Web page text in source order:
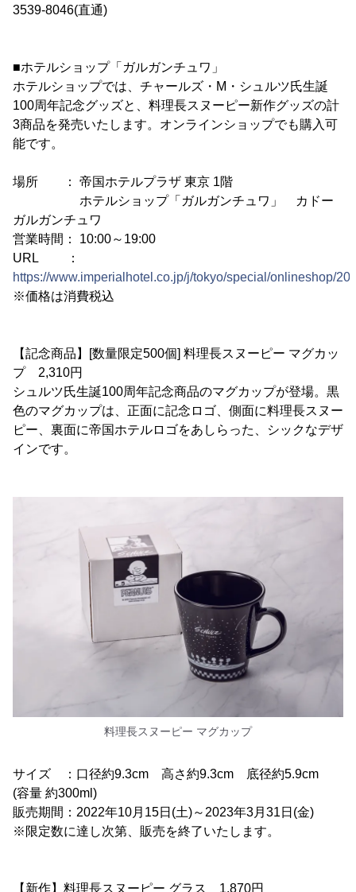
3539-8046(直通)
■ホテルショップ「ガルガンチュワ」
ホテルショップでは、チャールズ・M・シュルツ氏生誕
100周年記念グッズと、料理長スヌーピー新作グッズの計
3商品を発売いたします。オンラインショップでも購入可
能です。
場所 ： 帝国ホテルプラザ 東京 1階
ホテルショップ「ガルガンチュワ」 カドー
ガルガンチュワ
営業時間： 10:00～19:00
URL ：
https://www.imperialhotel.co.jp/j/tokyo/special/onlineshop/
※価格は消費税込
【記念商品】[数量限定500個] 料理長スヌーピー マグカッ
プ 2,310円
シュルツ氏生誕100周年記念商品のマグカップが登場。黒
色のマグカップは、正面に記念ロゴ、側面に料理長スヌー
ピー、裏面に帝国ホテルロゴをあしらった、シックなデザ
インです。
料理長スヌーピー マグカップ
サイズ ：口径約9.3cm 高さ約9.3cm 底径約5.9cm
(容量 約300ml)
販売期間：2022年10月15日(土)～2023年3月31日(金)
※限定数に達し次第、販売を終了いたします。
【新作】料理長スヌーピー グラス 1,870円